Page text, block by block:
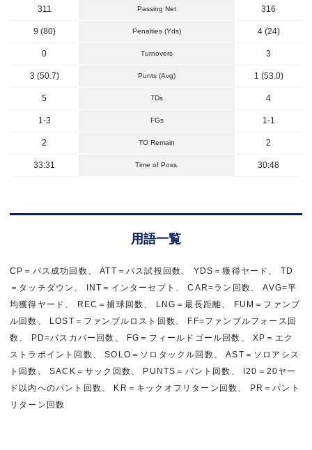
311 Passing Net 316
9 (80) Penalties (Yds) 4 (24)
0 Turnovers 3
3 (50.7) Punts (Avg) 1 (53.0)
5 TDs 4
1-3 FGs 1-1
2 TO Remain 2
33:31 Time of Poss. 30:48
用語一覧
CP＝パス成功回数、 ATT＝パス試投回数、 YDS＝獲得ヤード、 TD
＝タッチダウン、 INT＝インターセプト、 CAR=ラン回数、 AVG=平
均獲得ヤード、 REC＝捕球回数、 LNG＝最長距離、 FUM＝ファンブ
ル回数、 LOST＝ファンブルロスト回数、 FF=ファンブルフォース回
数、 PD=パスカバー回数、 FG＝フィールドゴール回数、 XP＝エク
ストラポイント回数、 SOLO＝ソロタックル回数、 AST＝ソロアシス
ト回数、 SACK＝サック回数、 PUNTS＝パント回数、 I20＝20ヤー
ド以内へのパント回数、 KR＝キックオフリターン回数、 PR＝パント
リターン回数